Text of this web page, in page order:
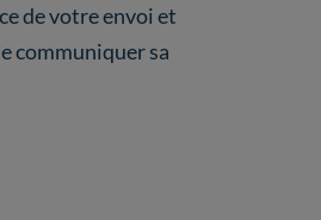
de votre envoi et
communiquer sa